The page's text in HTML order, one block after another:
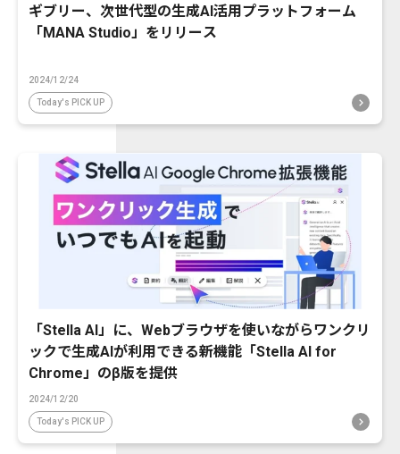
ギブリー、次世代型の生成AI活用プラットフォーム
「MANA Studio」をリリース
2024/12/24
Today's PICK UP
「Stella AI」に、Webブラウザを使いながらワンクリ
ックで生成AIが利用できる新機能「Stella AI for
Chrome」のβ版を提供
2024/12/20
Today's PICK UP